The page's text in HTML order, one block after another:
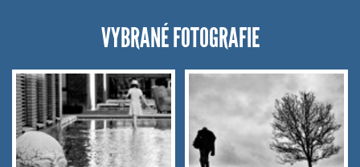
VYBRANÉ FOTOGRAFIE